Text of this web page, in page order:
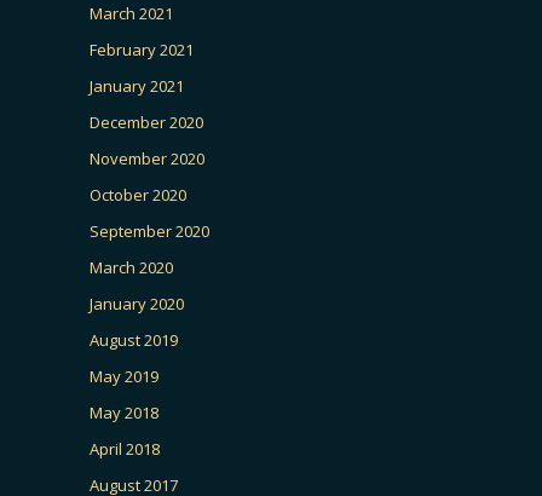
March 2021
February 2021
January 2021
December 2020
November 2020
October 2020
September 2020
March 2020
January 2020
August 2019
May 2019
May 2018
April 2018
August 2017